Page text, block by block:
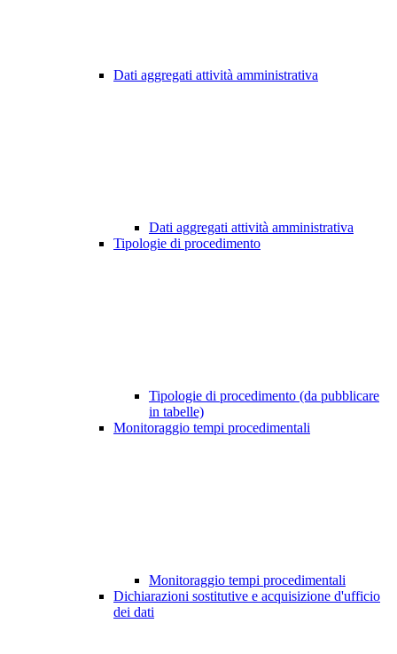
Dati aggregati attività amministrativa
Dati aggregati attività amministrativa
Tipologie di procedimento
Tipologie di procedimento (da pubblicare
in tabelle)
Monitoraggio tempi procedimentali
Monitoraggio tempi procedimentali
Dichiarazioni sostitutive e acquisizione d'ufficio
dei dati